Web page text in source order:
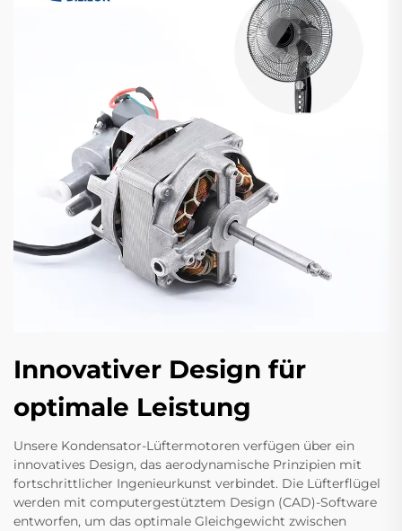
Innovativer Design für
optimale Leistung
Unsere Kondensator-Lüftermotoren verfügen über ein
innovatives Design, das aerodynamische Prinzipien mit
fortschrittlicher Ingenieurkunst verbindet. Die Lüfterflügel
werden mit computergestütztem Design (CAD)-Software
entworfen, um das optimale Gleichgewicht zwischen